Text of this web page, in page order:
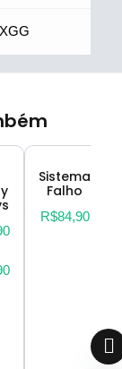
XGG
Sistema
Falho
R$84,90